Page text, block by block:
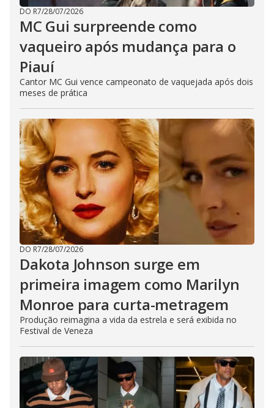
DO R7/28/07/2026
MC Gui surpreende como
vaqueiro após mudança para o
Piauí
Cantor MC Gui vence campeonato de vaquejada após dois
meses de prática
DO R7/28/07/2026
Dakota Johnson surge em
primeira imagem como Marilyn
Monroe para curta-metragem
Produção reimagina a vida da estrela e será exibida no
Festival de Veneza